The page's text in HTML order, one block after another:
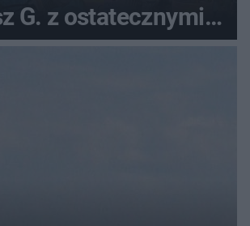
G. z ostatecznymi
zarzutami